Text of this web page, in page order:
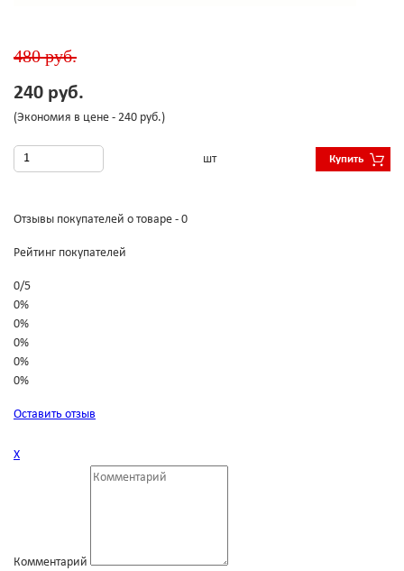
480 руб.
240 руб.
(Экономия в цене - 240 руб.)
шт Купить
Отзывы покупателей о товаре - 0
Рейтинг покупателей
0/5
0%
0%
0%
0%
0%
Оставить отзыв
Х
Комментарий